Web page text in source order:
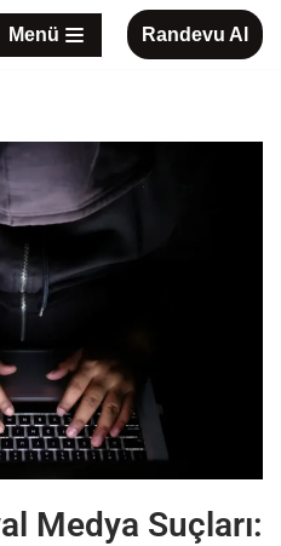
Menü Randevu Al
Medya Suçları: